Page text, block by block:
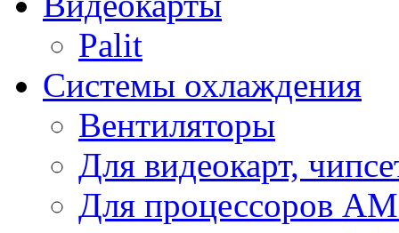
Palit
Системы охлаждения
Вентиляторы
Для видеокарт,
Для процессоров